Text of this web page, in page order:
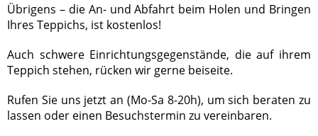
Übrigens – die An- und Abfahrt beim Holen und Bringen
Ihres Teppichs, ist kostenlos!
Auch schwere Einrichtungsgegenstände, die auf ihrem
Teppich stehen, rücken wir gerne beiseite.
Rufen Sie uns jetzt an (Mo-Sa 8-20h), um sich beraten zu
lassen oder einen Besuchstermin zu vereinbaren.